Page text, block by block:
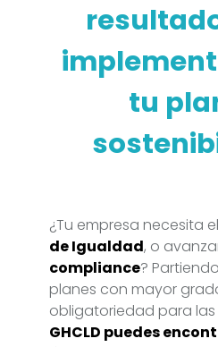
tu
¿Tu empresa necesita
de Igualdad, o
compliance?
planes con mayor
obligatoriedad para las
GHCLD puedes